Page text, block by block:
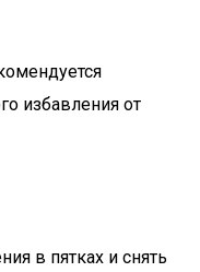
избавления от
в пятках и снять